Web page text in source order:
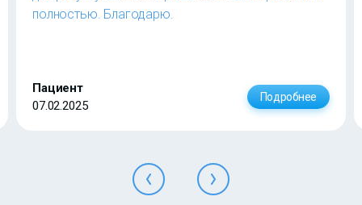
полностью. Благодарю.
Пациент
07.02.2025
Подробнее